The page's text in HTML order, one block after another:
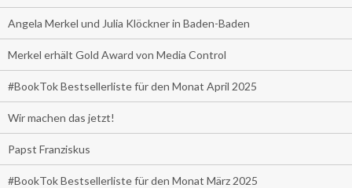
Angela Merkel und Julia Klöckner in Baden-Baden
Merkel erhält Gold Award von Media Control
#BookTok Bestsellerliste für den Monat April 2025
Wir machen das jetzt!
Papst Franziskus
#BookTok Bestsellerliste für den Monat März 2025